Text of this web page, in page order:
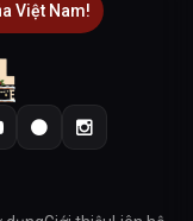
Việt Nam!